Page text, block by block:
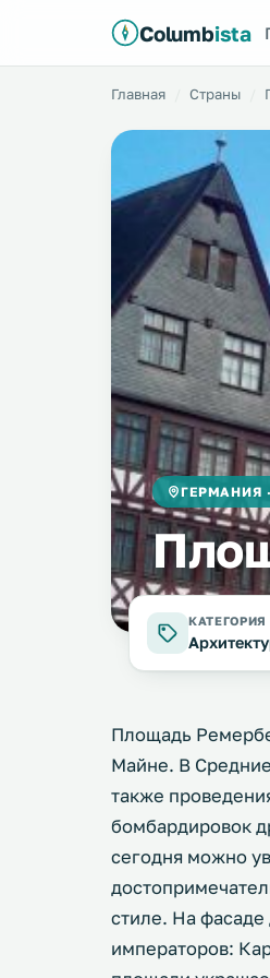
Columbista
Главная Страны
ГЕРМАНИЯ
КАТЕГОРИЯ
Площадь
Майне. В
также
бомбардировок
сегодня можно
стиле. На фасаде
императоров: